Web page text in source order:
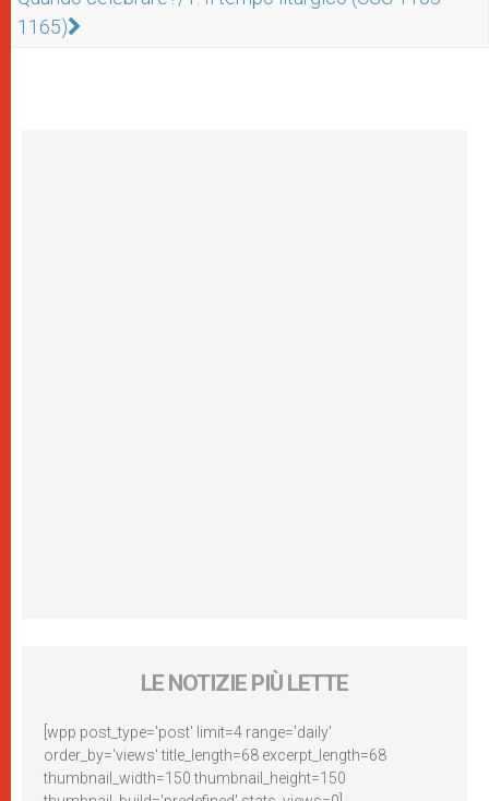
1165)
LE NOTIZIE PIÙ LETTE
[wpp post_type='post' limit=4 range='daily'
order_by='views' title_length=68 excerpt_length=68
thumbnail_width=150 thumbnail_height=150